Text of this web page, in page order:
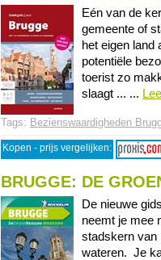
Eén van de
gemeente of
het eigen land
potentiële
toerist zo
slaagt ... ...
Tags: Bezienswaardigheden
Kopen - prijs vergelijken:
BRUGGE: DE
De nieuwe
neemt je mee
stadskern van
wateren. Je